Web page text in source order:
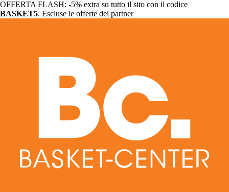
OFFERTA FLASH: -5% extra su tutto il sito con il codice
BASKET5. Escluse le offerte dei partner